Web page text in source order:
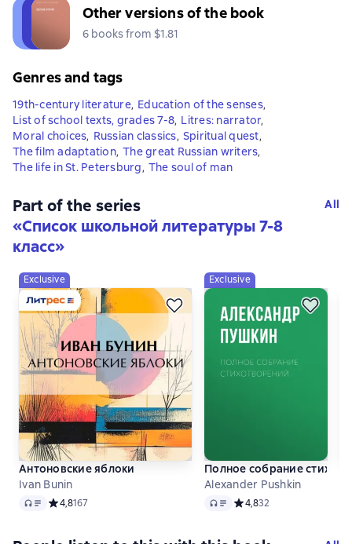
Other versions of the book
6 books from $1.81
Genres and tags
19th-century literature, Education of the senses,
List of school texts, grades 7-8, Litres: narrator,
Moral choices, Russian classics, Spiritual quest,
The film adaptation, The great Russian writers,
The life in St. Petersburg, The soul of man
Part of the series
«Список школьной литературы 7-8
класс»
All
Exclusive
Антоновские яблоки
Ivan Bunin
Audio Средний рейтинг 4,8 на основе 167 оценок
4,8167
Exclusive
Полное собрание
Alexander Pushkin
Audio Средний рейтинг 4,8 на
4,832